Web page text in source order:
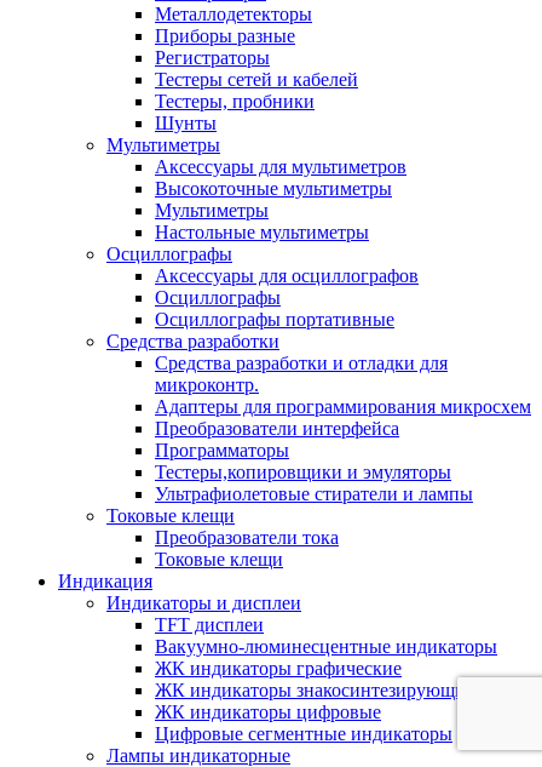
Металлодетекторы
Приборы разные
Регистраторы
Тестеры сетей и кабелей
Тестеры, пробники
Шунты
Мультиметры
Аксессуары для мультиметров
Высокоточные мультиметры
Мультиметры
Настольные мультиметры
Осциллографы
Аксессуары для осциллографов
Осциллографы
Осциллографы портативные
Средства разработки
Cредства разработки и отладки для
микроконтр.
Адаптеры для программирования микросхем
Преобразователи интерфейса
Программаторы
Тестеры,копировщики и эмуляторы
Ультрафиолетовые стиратели и лампы
Токовые клещи
Преобразователи тока
Токовые клещи
Индикация
Индикаторы и дисплеи
TFT дисплеи
Вакуумно-люминесцентные индикаторы
ЖК индикаторы графические
ЖК индикаторы знакосинтезирующие
ЖК индикаторы цифровые
Цифровые сегментные индикаторы
Лампы индикаторные